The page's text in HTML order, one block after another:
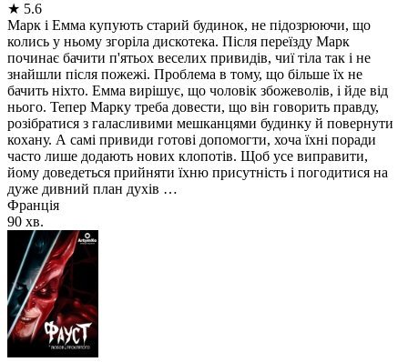
★ 5.6
Марк і Емма купують старий будинок, не підозрюючи, що
колись у ньому згоріла дискотека. Після переїзду Марк
починає бачити п'ятьох веселих привидів, чиї тіла так і не
знайшли після пожежі. Проблема в тому, що більше їх не
бачить ніхто. Емма вирішує, що чоловік збожеволів, і йде від
нього. Тепер Марку треба довести, що він говорить правду,
розібратися з галасливими мешканцями будинку й повернути
кохану. А самі привиди готові допомогти, хоча їхні поради
часто лише додають нових клопотів. Щоб усе виправити,
йому доведеться прийняти їхню присутність і погодитися на
дуже дивний план духів …
Франція
90 хв.